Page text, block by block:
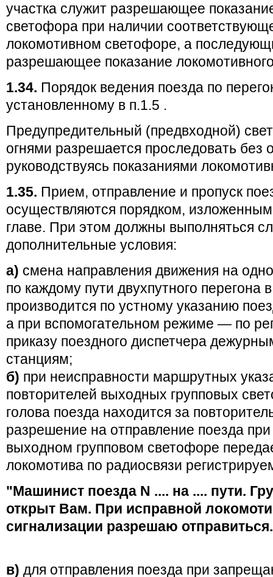
участка служит разрешающее
светофора при наличии
локомотивном светофоре, а
разрешающее показание
1.34. Порядок ведения поезда по
установленному в п.1.5 .
Предупредительный (предвходной)
огнями разрешается проследовать без
руководствуясь показаниями
1.35. Прием, отправление и пропуск
осуществляются порядком,
главе. При этом должны выполняться
дополнительные условия:
а) смена направления движения на
по каждому пути двухпутного перегона
производится по устному указанию
а при вспомогательном режиме — по
приказу поездного диспетчера
станциям;
б) при неисправности маршрутных
повторителей выходных групповых
голова поезда находится за
разрешение на отправление поезда
выходном групповом светофоре
локомотива по радиосвязи
"Машинист поезда N .... на .... пути.
открыт Вам. При исправной
сигнализации разрешаю
в) для отправления поезда при